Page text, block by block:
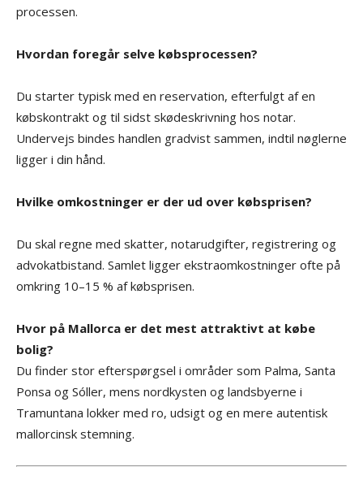
processen.
Hvordan foregår selve købsprocessen?
Du starter typisk med en reservation, efterfulgt af en
købskontrakt og til sidst skødeskrivning hos notar.
Undervejs bindes handlen gradvist sammen, indtil nøglerne
ligger i din hånd.
Hvilke omkostninger er der ud over købsprisen?
Du skal regne med skatter, notarudgifter, registrering og
advokatbistand. Samlet ligger ekstraomkostninger ofte på
omkring 10–15 % af købsprisen.
Hvor på Mallorca er det mest attraktivt at købe
bolig?
Du finder stor efterspørgsel i områder som Palma, Santa
Ponsa og Sóller, mens nordkysten og landsbyerne i
Tramuntana lokker med ro, udsigt og en mere autentisk
mallorcinsk stemning.